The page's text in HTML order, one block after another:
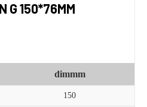
G 150*76MM
dimmm
150